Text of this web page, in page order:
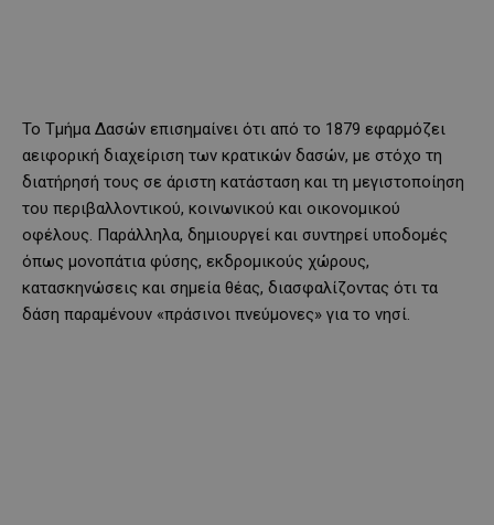
Το Τμήμα Δασών επισημαίνει ότι από το 1879 εφαρμόζει
αειφορική διαχείριση των κρατικών δασών, με στόχο τη
διατήρησή τους σε άριστη κατάσταση και τη μεγιστοποίηση
του περιβαλλοντικού, κοινωνικού και οικονομικού
οφέλους. Παράλληλα, δημιουργεί και συντηρεί υποδομές
όπως μονοπάτια φύσης, εκδρομικούς χώρους,
κατασκηνώσεις και σημεία θέας, διασφαλίζοντας ότι τα
δάση παραμένουν «πράσινοι πνεύμονες» για το νησί.